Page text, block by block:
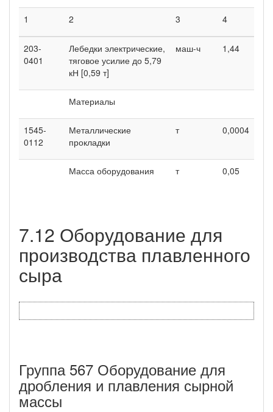
1 2 3 4
203-
0401
Лебедки электрические,
тяговое усилие до 5,79
кН [0,59 т]
маш-ч 1,44
Материалы
1545-
0112
Металлические
прокладки
т 0,0004
Масса оборудования т 0,05
7.12 Оборудование для
производства плавленного
сыра
Группа 567 Оборудование для
дробления и плавления сырной
массы